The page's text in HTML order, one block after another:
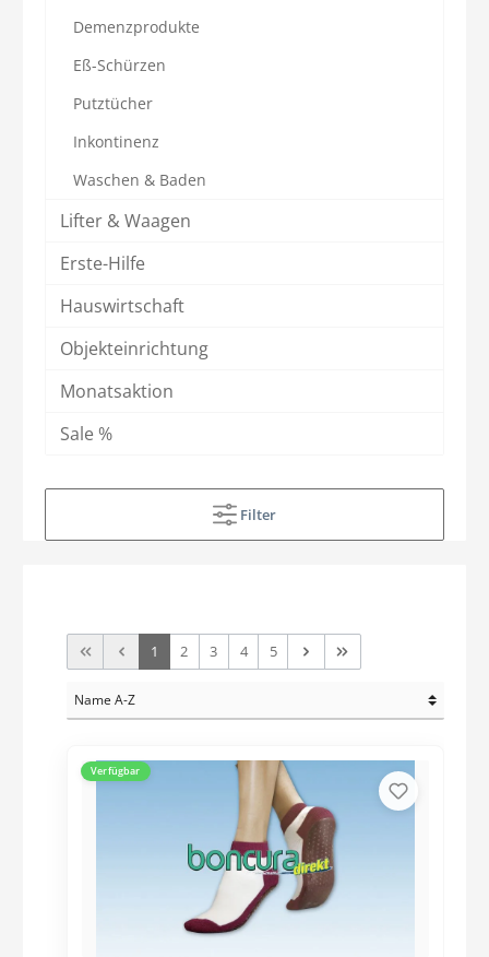
Demenzprodukte
Eß-Schürzen
Putztücher
Inkontinenz
Waschen & Baden
Lifter & Waagen
Erste-Hilfe
Hauswirtschaft
Objekteinrichtung
Monatsaktion
Sale %
Filter
1 2 3 4 5
Verfügbar